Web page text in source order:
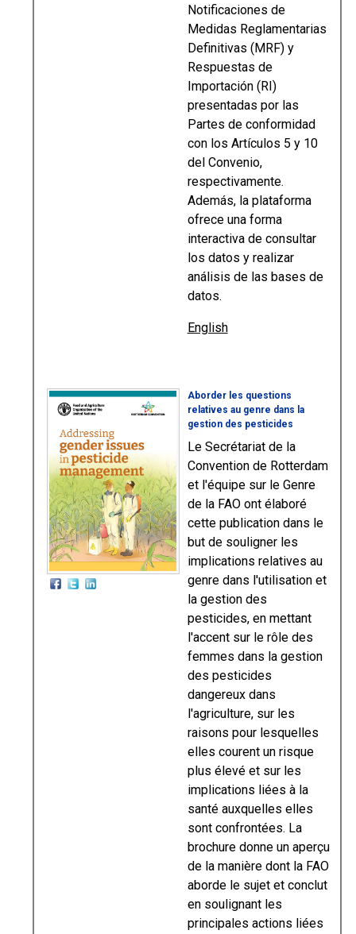
Notificaciones de
Medidas Reglamentarias
Definitivas (MRF) y
Respuestas de
Importación (RI)
presentadas por las
Partes de conformidad
con los Artículos 5 y 10
del Convenio,
respectivamente.
Además, la plataforma
ofrece una forma
interactiva de consultar
los datos y realizar
análisis de las bases de
datos.
English
Aborder les questions
relatives au genre dans la
gestion des pesticides
Le Secrétariat de la
Convention de Rotterdam
et l'équipe sur le Genre
de la FAO ont élaboré
cette publication dans le
but de souligner les
implications relatives au
genre dans l'utilisation et
la gestion des
pesticides, en mettant
l'accent sur le rôle des
femmes dans la gestion
des pesticides
dangereux dans
l'agriculture, sur les
raisons pour lesquelles
elles courent un risque
plus élevé et sur les
implications liées à la
santé auxquelles elles
sont confrontées. La
brochure donne un aperçu
de la manière dont la FAO
aborde le sujet et conclut
en soulignant les
principales actions liées